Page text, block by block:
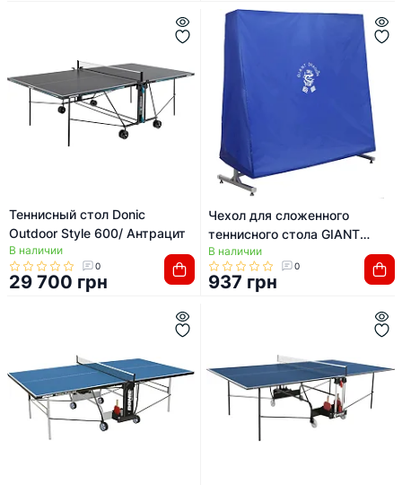
Теннисный стол Donic
Outdoor Style 600/ Антрацит
В наличии
0
29 700 грн
Чехол для сложенного
теннисного стола GIANT
DRAGON MT-6565 C001
INDOOR
В наличии
0
937 грн